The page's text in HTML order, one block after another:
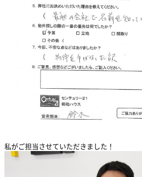
私がご担当させていただきました！